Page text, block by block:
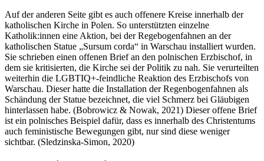
Auf der anderen Seite gibt es auch offenere Kreise innerhalb der
katholischen Kirche in Polen. So unterstützten einzelne
Katholik:innen eine Aktion, bei der Regebogenfahnen an der
katholischen Statue „Sursum corda“ in Warschau installiert wurden.
Sie schrieben einen offenen Brief an den polnischen Erzbischof, in
dem sie kritisierten, die Kirche sei der Politik zu nah. Sie verurteilten
weiterhin die LGBTIQ+-feindliche Reaktion des Erzbischofs von
Warschau. Dieser hatte die Installation der Regenbogenfahnen als
Schändung der Statue bezeichnet, die viel Schmerz bei Gläubigen
hinterlassen habe. (Bobrowicz & Nowak, 2021) Dieser offene Brief
ist ein polnisches Beispiel dafür, dass es innerhalb des Christentums
auch feministische Bewegungen gibt, nur sind diese weniger
sichtbar. (Sledzinska-Simon, 2020)